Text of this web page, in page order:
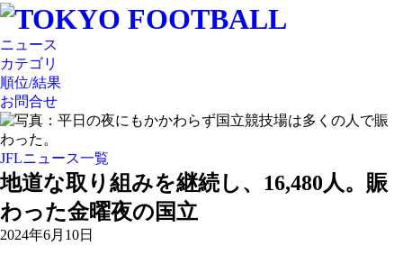
ニュース
カテゴリ
順位/結果
お問合せ
JFLニュース一覧
地道な取り組みを継続し、16,480人。賑
わった金曜夜の国立
2024年6月10日